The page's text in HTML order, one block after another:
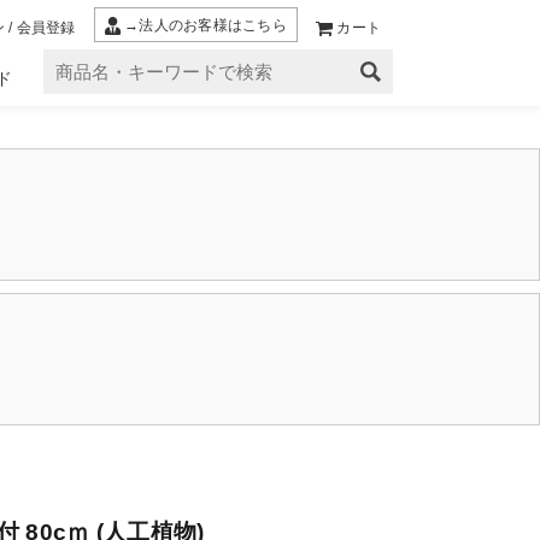
/ 会員登録 →法人のお客様はこちら カート
80cｍ (人工植物)